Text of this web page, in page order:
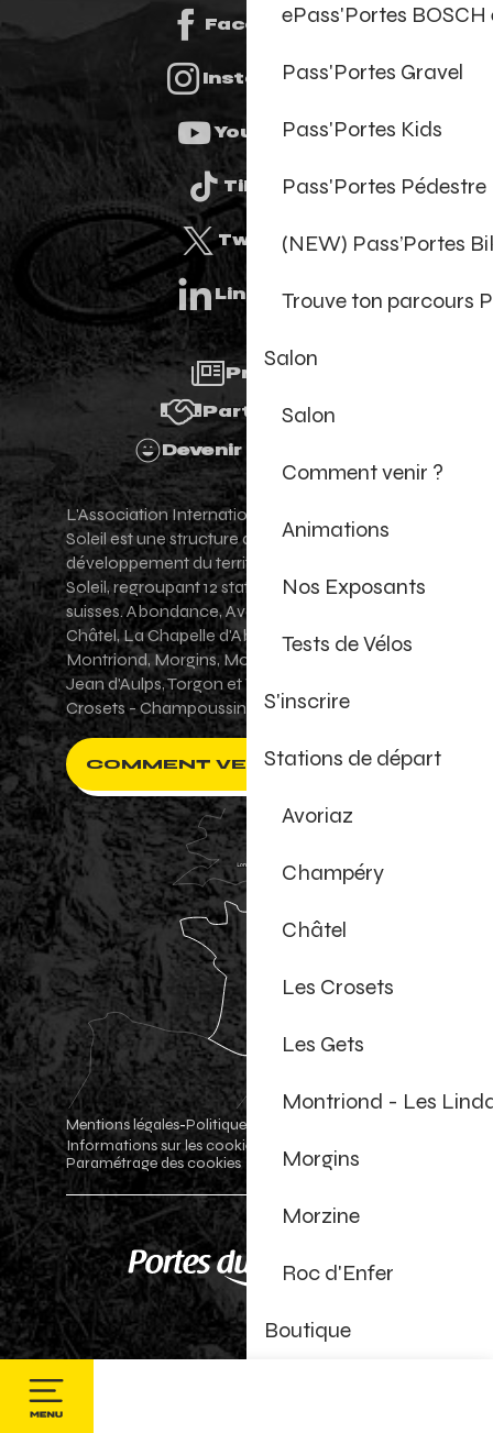
ePass'Portes
Pass'Portes Gravel
Pass'Portes Kids
Pass'Portes Pédestre
(NEW) Pass’Portes
Trouve ton parcours
Salon
Salon
Comment venir ?
Animations
Nos Exposants
Tests de Vélos
S'inscrire
Stations de départ
Avoriaz
Champéry
Châtel
Les Crosets
Les Gets
Montriond - Les
Morgins
Morzine
Roc d'Enfer
Boutique
Facebook
Instagram
Youtube
Tiktok
Twitter
Linkedin
Presse
Partenaires
Devenir Bénévole
L'Association Internationale des Portes du
Soleil est une structure de promotion et de
développement du territoire des Portes du
Soleil, regroupant 12 stations villages franco-
suisses. Abondance, Avoriaz 1800, Champéry,
Châtel, La Chapelle d'Abondance, Les Gets,
Montriond, Morgins, Morzine-Avoriaz, Saint-
Jean d'Aulps, Torgon et Val-d'Illiez - Les
Crosets - Champoussin.
COMMENT VENIR ?
Mentions légales-Politique de confidentialité
Informations sur les cookies
Paramétrage des cookies